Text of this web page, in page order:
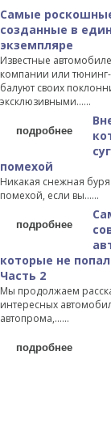
Самые
созданные в
экземпляре
Известные
компании или тюнинг-
балуют своих
эксклюзивными…...
подробнее
помехой
Никакая снежная буря
помехой, если вы…...
подробнее
которые не
Часть 2
Мы продолжаем
интересных
автопрома,…...
подробнее